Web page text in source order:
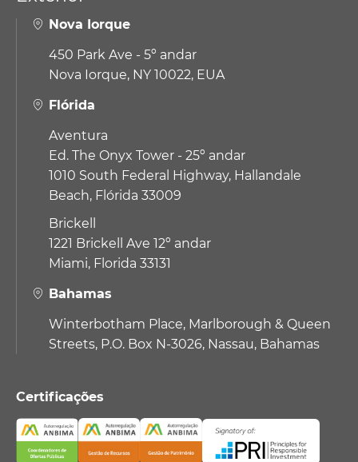
Nova Iorque
450 Park Ave - 5º andar
Nova Iorque, NY 10022, EUA
Flórida
Aventura
Ed. The Onyx Tower - 25º andar
1010 South Federal Highway, Hallandale
Beach, Flórida 33009
Brickell
1221 Brickell Ave 12º andar
Miami, Florida 33131
Bahamas
Winterbotham Place, Marlborough & Queen
Streets, P.O. Box N-3026, Nassau, Bahamas
Certificações